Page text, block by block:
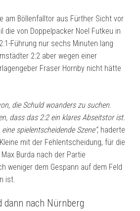
am Böllenfalltor aus Fürther Sicht vor
die von Doppelpacker Noel Futkeu in
Führung nur sechs Minuten lang
2:2 aber wegen einer
Fraser Hornby nicht hätte
die Schuld woanders zu suchen.
dass das 2:2 ein klares Abseitstor ist.
spielentscheidende Szene“, haderte
mit der Fehlentscheidung, für die
Max Burda nach der Partie
weniger dem Gespann auf dem Feld
ist.
dann nach Nürnberg